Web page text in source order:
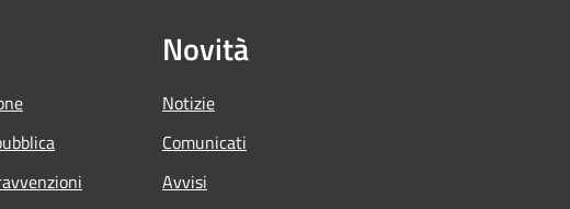
Novità
Notizie
Comunicati
Avvisi